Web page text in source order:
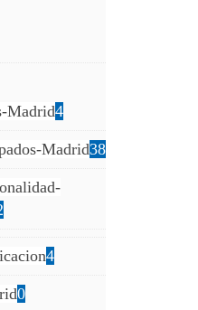
Madrid4
Madrid38
4
0